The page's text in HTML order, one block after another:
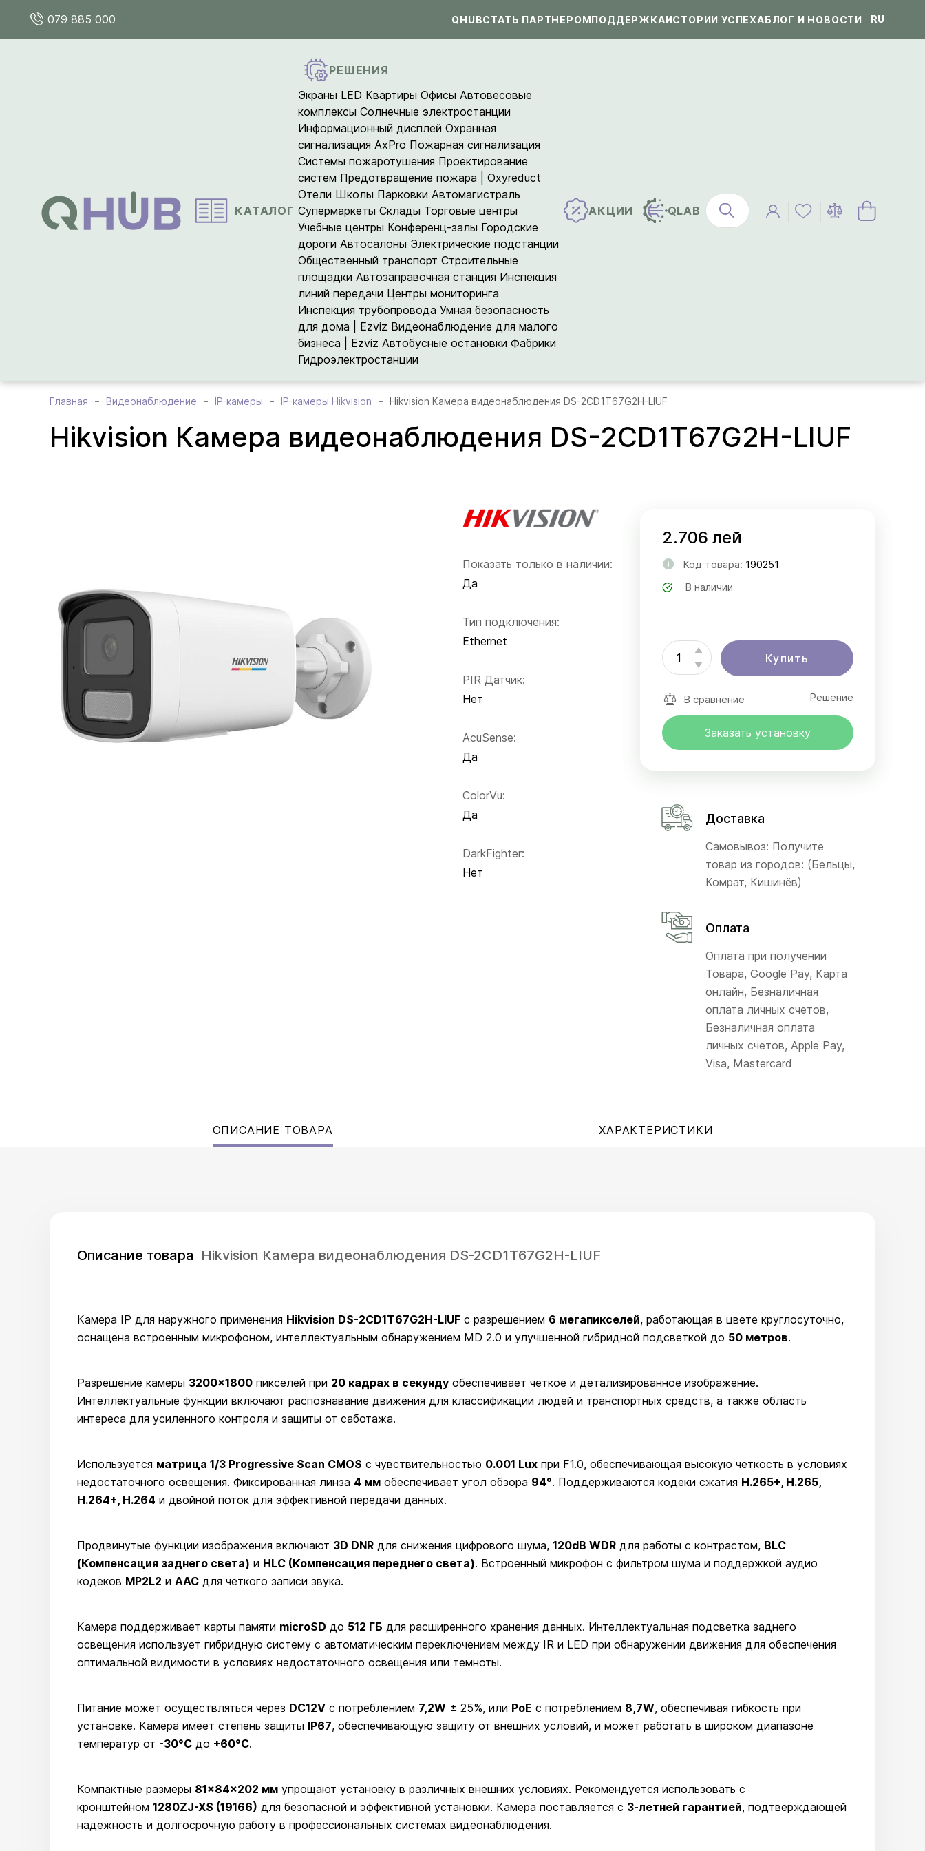
079 885 000 QHUBСТАТЬ ПАРТНЕРОМПОДДЕРЖКАИСТОРИИ УСПЕХАБЛОГ И НОВОСТИ RU
КАТАЛОГ
РЕШЕНИЯ
Экраны LED Квартиры Офисы Автовесовые
комплексыСолнечные электростанции
Информационный дисплей Охранная
сигнализация AxPro Пожарная сигнализация
Системы пожаротушения Проектирование
систем Предотвращение пожара | Oxyreduct
Отели Школы Парковки Автомагистраль
Супермаркеты Склады Торговые центры
Учебные центры Конференц-залы Городские
дороги Автосалоны Электрические подстанции
Общественный транспорт Строительные
площадки Автозаправочная станция Инспекция
линий передачи Центры мониторинга
Инспекция трубопровода Умная безопасность
для дома | Ezviz Видеонаблюдение для малого
бизнеса | Ezviz Автобусные остановки Фабрики
Гидроэлектростанции
АКЦИИ QLAB
Главная Видеонаблюдение IP-камеры IP-камеры Hikvision Hikvision Камера видеонаблюдения DS-2CD1T67G2H-LIUF
Hikvision Камера видеонаблюдения DS-2CD1T67G2H-LIUF
Показать только в наличии:
Да
Тип подключения:
Ethernet
PIR Датчик:
Нет
AcuSense:
Да
ColorVu:
Да
DarkFighter:
Нет
2.706 лей
Код товара: 190251
В наличии
Купить
В сравнение Решение
Заказать установку
Доставка
Самовывоз: Получите
товар из городов: (Бельцы,
Комрат, Кишинёв)
Оплата
Оплата при получении
Товара, Google Pay, Карта
онлайн, Безналичная
оплата личных счетов,
Безналичная оплата
личных счетов, Apple Pay,
Visa, Mastercard
ОПИСАНИЕ ТОВАРА ХАРАКТЕРИСТИКИ
Описание товара Hikvision Камера видеонаблюдения DS-2CD1T67G2H-LIUF
Камера IP для наружного применения Hikvision DS-2CD1T67G2H-LIUF с разрешением 6 мегапикселей, работающая в цвете круглосуточно,
оснащена встроенным микрофоном, интеллектуальным обнаружением MD 2.0 и улучшенной гибридной подсветкой до 50 метров.
Разрешение камеры 3200×1800 пикселей при 20 кадрах в секунду обеспечивает четкое и детализированное изображение.
Интеллектуальные функции включают распознавание движения для классификации людей и транспортных средств, а также область
интереса для усиленного контроля и защиты от саботажа.
Используется матрица 1/3 Progressive Scan CMOS с чувствительностью 0.001 Lux при F1.0, обеспечивающая высокую четкость в условиях
недостаточного освещения. Фиксированная линза 4 мм обеспечивает угол обзора 94°. Поддерживаются кодеки сжатия H.265+, H.265,
H.264+, H.264 и двойной поток для эффективной передачи данных.
Продвинутые функции изображения включают 3D DNR для снижения цифрового шума, 120dB WDR для работы с контрастом, BLC
(Компенсация заднего света) и HLC (Компенсация переднего света). Встроенный микрофон с фильтром шума и поддержкой аудио
кодеков MP2L2 и AAC для четкого записи звука.
Камера поддерживает карты памяти microSD до 512 ГБ для расширенного хранения данных. Интеллектуальная подсветка заднего
освещения использует гибридную систему с автоматическим переключением между IR и LED при обнаружении движения для обеспечения
оптимальной видимости в условиях недостаточного освещения или темноты.
Питание может осуществляться через DC12V с потреблением 7,2W ± 25%, или PoE с потреблением 8,7W, обеспечивая гибкость при
установке. Камера имеет степень защиты IP67, обеспечивающую защиту от внешних условий, и может работать в широком диапазоне
температур от -30°С до +60°С.
Компактные размеры 81×84×202 мм упрощают установку в различных внешних условиях. Рекомендуется использовать с
кронштейном 1280ZJ-XS (19166) для безопасной и эффективной установки. Камера поставляется с 3-летней гарантией, подтверждающей
надежность и долгосрочную работу в профессиональных системах видеонаблюдения.